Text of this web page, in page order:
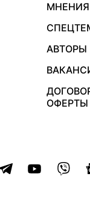
МНЕНИЯ
АВТОРЫ
ОФЕРТЫ